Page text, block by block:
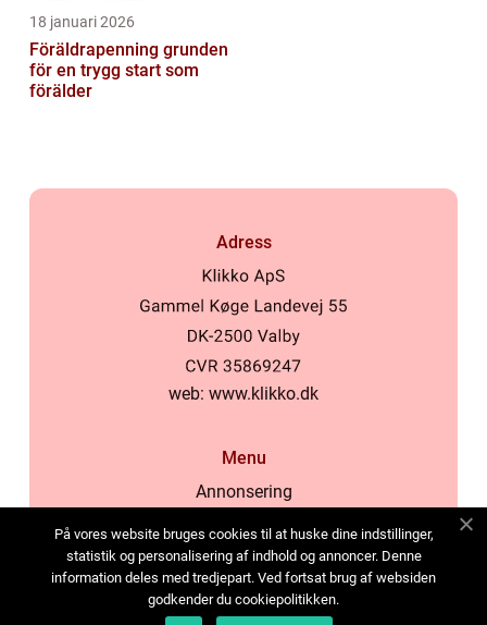
18 januari 2026
Föräldrapenning grunden
för en trygg start som
förälder
Adress
web: www.klikko.dk
Menu
Annonsering
Cookies
Kontakta oss
Sitemap
På vores website bruges cookies til at huske dine indstillinger,
statistik og personalisering af indhold og annoncer. Denne
information deles med tredjepart. Ved fortsat brug af websiden
godkender du cookiepolitikken.